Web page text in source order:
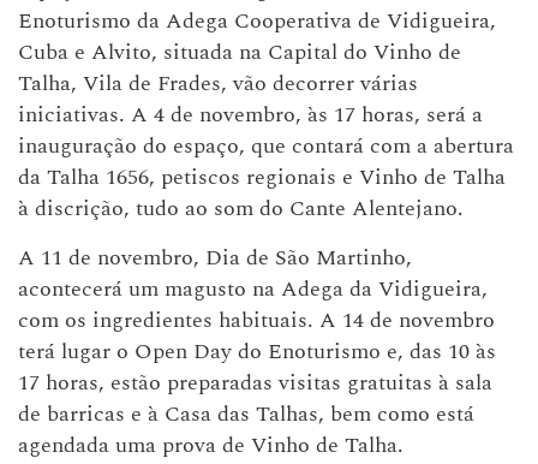
Enoturismo da Adega Cooperativa de Vidigueira,
Cuba e Alvito, situada na Capital do Vinho de
Talha, Vila de Frades, vão decorrer várias
iniciativas. A 4 de novembro, às 17 horas, será a
inauguração do espaço, que contará com a abertura
da Talha 1656, petiscos regionais e Vinho de Talha
à discrição, tudo ao som do Cante Alentejano.
A 11 de novembro, Dia de São Martinho,
acontecerá um magusto na Adega da Vidigueira,
com os ingredientes habituais. A 14 de novembro
terá lugar o Open Day do Enoturismo e, das 10 às
17 horas, estão preparadas visitas gratuitas à sala
de barricas e à Casa das Talhas, bem como está
agendada uma prova de Vinho de Talha.